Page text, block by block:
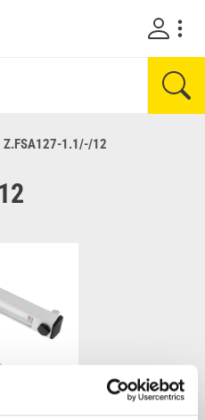
Z.FSA127-1.1/-/12
M12 Anschluss